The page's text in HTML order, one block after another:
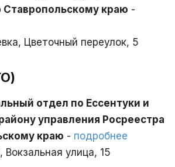
Ставропольскому краю -
Цветочный переулок, 5
отдел по Ессентуки и
управления Росреестра
краю - подробнее
Вокзальная улица, 15